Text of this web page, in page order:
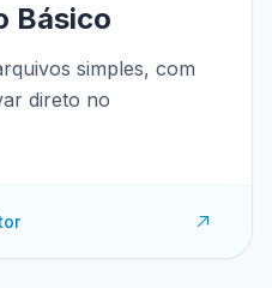
Básico
simples, com
direto no